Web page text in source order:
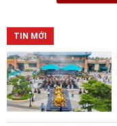
TIN MỚI